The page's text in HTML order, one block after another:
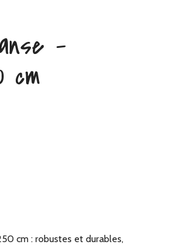
–
cm
cm : robustes et durables,